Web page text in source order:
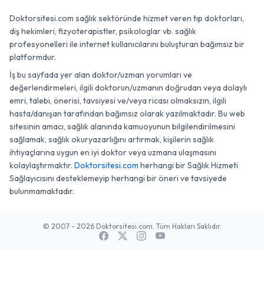
Doktorsitesi.com sağlık sektöründe hizmet veren tıp doktorları,
diş hekimleri, fizyoterapistler, psikologlar vb. sağlık
profesyonelleri ile internet kullanıcılarını buluşturan bağımsız bir
platformdur.
İş bu sayfada yer alan doktor/uzman yorumları ve
değerlendirmeleri, ilgili doktorun/uzmanın doğrudan veya dolaylı
emri, talebi, önerisi, tavsiyesi ve/veya ricası olmaksızın, ilgili
hasta/danışan tarafından bağımsız olarak yazılmaktadır. Bu web
sitesinin amacı, sağlık alanında kamuoyunun bilgilendirilmesini
sağlamak, sağlık okuryazarlığını artırmak, kişilerin sağlık
ihtiyaçlarına uygun en iyi doktor veya uzmana ulaşmasını
kolaylaştırmaktır. Doktorsitesi.com herhangi bir Sağlık Hizmeti
Sağlayıcısını desteklemeyip herhangi bir öneri ve tavsiyede
bulunmamaktadır.
© 2007 - 2026 Doktorsitesi.com. Tüm Hakları Saklıdır.